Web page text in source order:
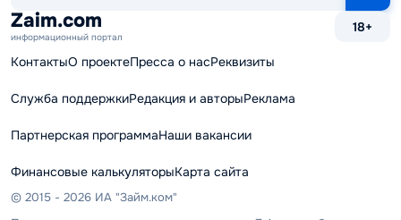
сайту
Zaim.com
информационный портал
18+
КонтактыО проектеПресса о насРеквизиты
Служба поддержкиРедакция и авторыРеклама
Партнерская программаНаши вакансии
Финансовые калькуляторыКарта сайта
© 2015 - 2026 ИА "Займ.ком"